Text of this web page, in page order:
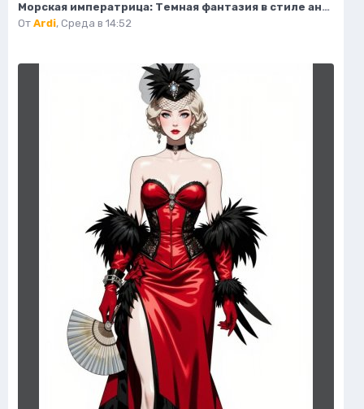
Морская императрица: Темная фантазия в стиле аниме с элементами готики и магии. Изображение из нейронной сети Midjourney
От Ardi, Среда в 14:52